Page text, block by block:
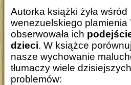
Autorka książki żyła wśród
wenezuelskiego plamienia
obserwowała ich
dzieci. W książce
nasze wychowanie
tłumaczy wiele dzisiejszych
problemów: